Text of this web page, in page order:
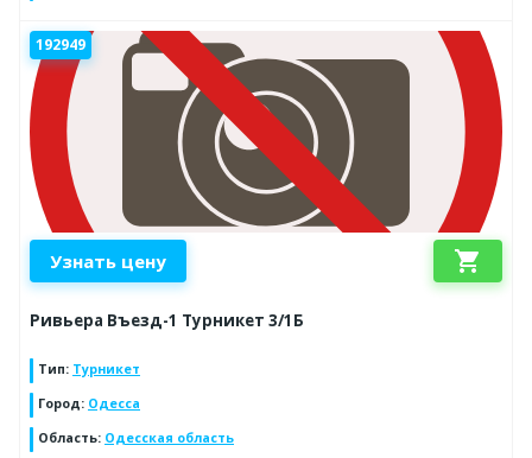
192949
Узнать цену shopping_cart
Ривьера Въезд-1 Турникет 3/1Б
Тип: Турникет
Город: Одесса
Область: Одесская область